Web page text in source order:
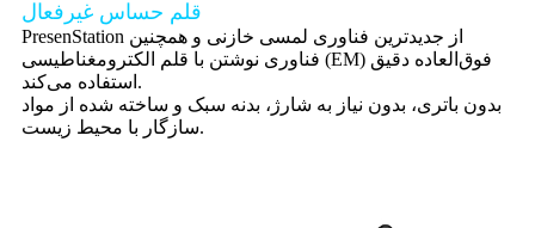
قلم حساس غیرفعال
PresenStation از جدیدترین فناوری لمسی خازنی و همچنین
فناوری نوشتن با قلم الکترومغناطیسی (EM) فوق‌العاده دقیق
استفاده می‌کند.
بدون باتری، بدون نیاز به شارژ، بدنه سبک و ساخته شده از مواد
سازگار با محیط زیست.